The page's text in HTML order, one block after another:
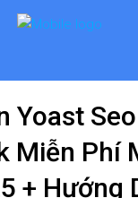
Yoast
Miễn Phí
+ Hướng